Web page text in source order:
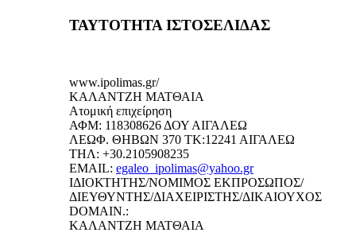
ΤΑΥΤΟΤΗΤΑ ΙΣΤΟΣΕΛΙΔΑΣ
www.ipolimas.gr/
ΚΑΛΑΝΤΖΗ ΜΑΤΘΑΙΑ
Ατομική επιχείρηση
ΑΦΜ: 118308626 ΔΟΥ ΑΙΓΑΛΕΩ
ΛΕΩΦ. ΘΗΒΩΝ 370 ΤΚ:12241 ΑΙΓΑΛΕΩ
ΤΗΛ: +30.2105908235
EMAIL: egaleo_ipolimas@yahoo.gr
ΙΔΙΟΚΤΗΤΗΣ/ΝΟΜΙΜΟΣ ΕΚΠΡΟΣΩΠΟΣ/
ΔΙΕΥΘΥΝΤΗΣ/ΔΙΑΧΕΙΡΙΣΤΗΣ/ΔΙΚΑΙΟΥΧΟΣ
DOMAIN.:
ΚΑΛΑΝΤΖΗ ΜΑΤΘΑΙΑ